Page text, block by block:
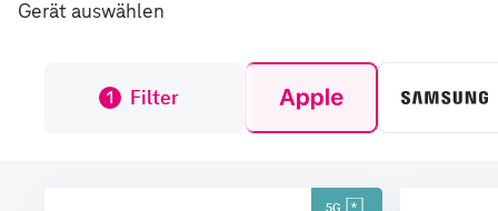
Gerät auswählen
1 Filter
5G